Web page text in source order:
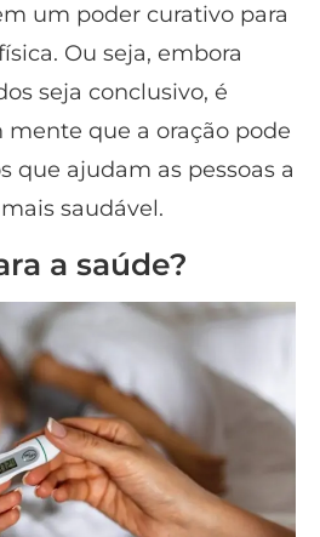
um poder curativo para
Ou seja, embora
seja conclusivo, é
que a oração pode
que ajudam as pessoas a
saudável.
a saúde?